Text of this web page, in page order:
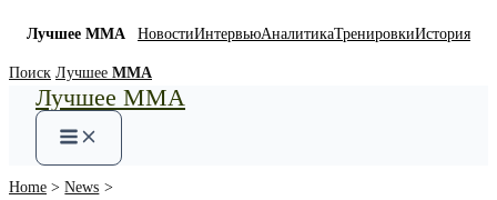
Лучшее ММА НовостиИнтервьюАналитикаТренировкиИстория
Skip
content
Поиск Лучшее ММА
Лучшее ММА
Home
News